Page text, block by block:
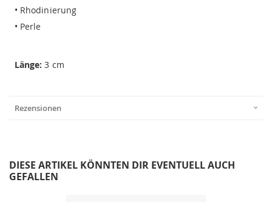
• Rhodinierung
• Perle
Länge: 3 cm
Rezensionen
DIESE ARTIKEL KÖNNTEN DIR EVENTUELL AUCH
GEFALLEN